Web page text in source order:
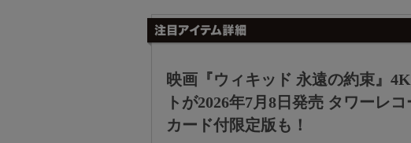
映画『ウィキッド 永遠の約束』
トが2026年7月8日発売 タワーレ
カード付限定版も！